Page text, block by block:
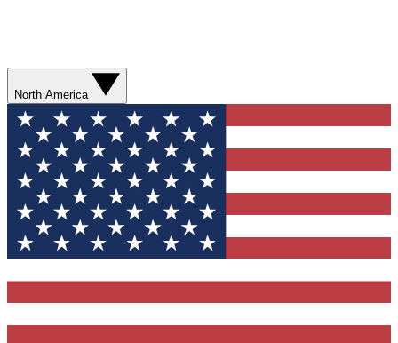
North America